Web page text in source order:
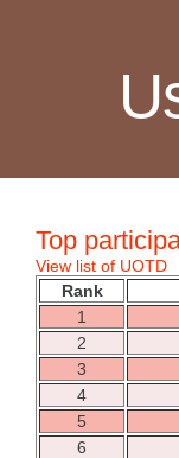
Top
View list of UOTD
Rank
1
2
3
4
5
6